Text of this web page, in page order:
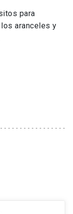
para
aranceles y